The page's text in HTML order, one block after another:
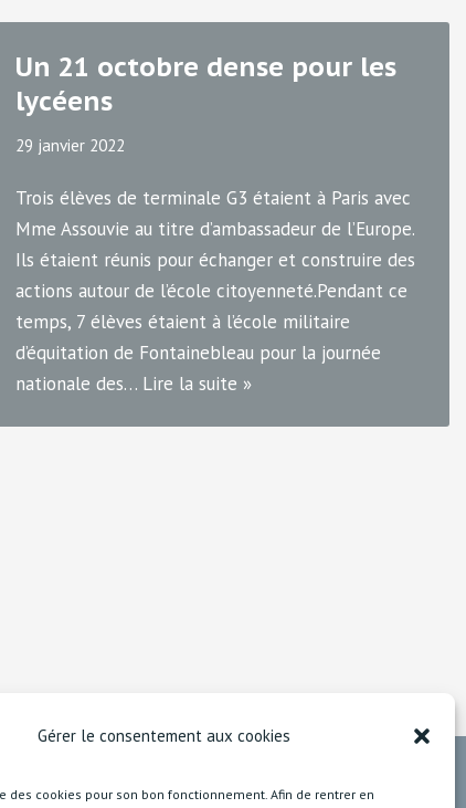
Gérer le consentement aux cookies
des cookies pour son bon fonctionnement. Afin de rentrer en
Un 21 octobre dense pour les
lycéens
29 janvier 2022
Trois élèves de terminale G3 étaient à Paris avec
Mme Assouvie au titre d’ambassadeur de l’Europe.
Ils étaient réunis pour échanger et construire des
actions autour de l’école citoyenneté.Pendant ce
temps, 7 élèves étaient à l’école militaire
d’équitation de Fontainebleau pour la journée
nationale des… Lire la suite »